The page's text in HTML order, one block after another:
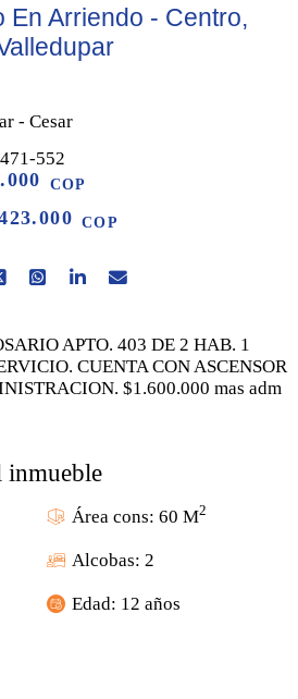
En Arriendo - Centro,
- Cesar
552
COP
COP
APTO. 403 DE 2 HAB. 1
CUENTA CON ASCENSOR
$1.600.000 mas adm
inmueble
Área cons: 60 M2
Alcobas: 2
Edad: 12 años